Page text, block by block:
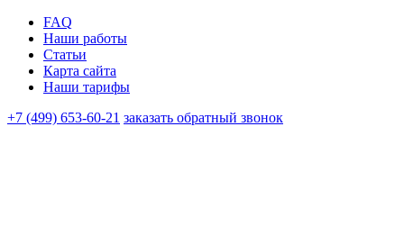
FAQ
Наши работы
Статьи
Карта сайта
Наши тарифы
+7 (499) 653-60-21 заказать обратный звонок